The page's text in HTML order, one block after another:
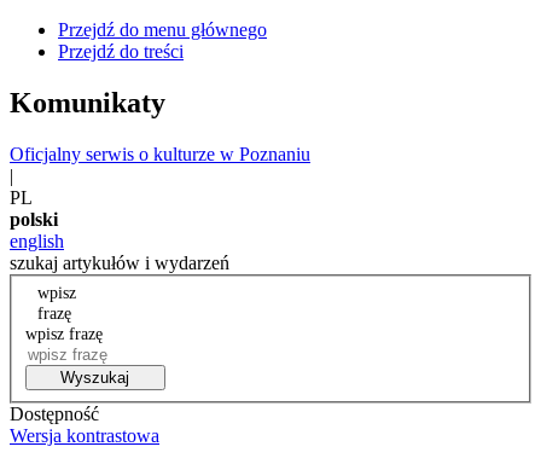
Przejdź do menu głównego
Przejdź do treści
Komunikaty
Oficjalny serwis o kulturze w Poznaniu
|
PL
polski
english
szukaj artykułów i wydarzeń
wpisz
frazę
wpisz frazę
Wyszukaj
Dostępność
Wersja kontrastowa